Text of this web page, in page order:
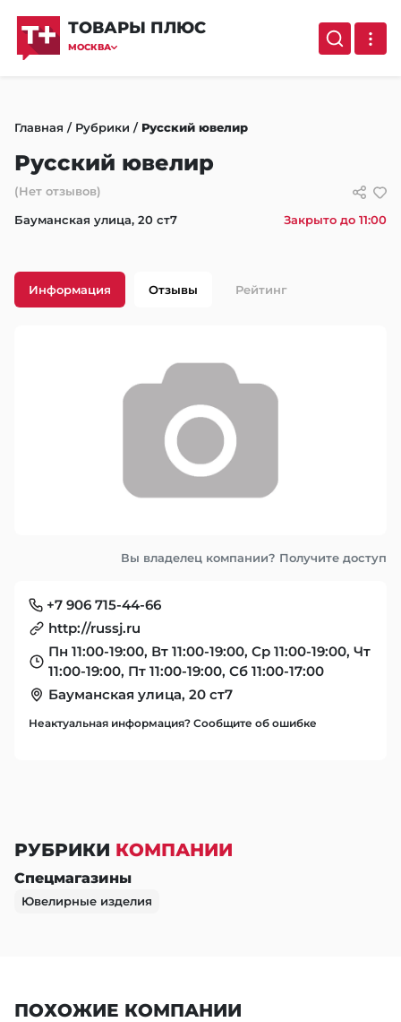
ТОВАРЫ ПЛЮС
МОСКВА
Главная / Рубрики / Русский ювелир
Русский ювелир
(Нет отзывов)
Бауманская улица, 20 ст7
Закрыто до 11:00
Информация Отзывы Рейтинг
Вы владелец компании? Получите доступ
+7 906 715-44-66
http://russj.ru
Пн 11:00-19:00, Вт 11:00-19:00, Ср 11:00-19:00, Чт
11:00-19:00, Пт 11:00-19:00, Сб 11:00-17:00
Бауманская улица, 20 ст7
Неактуальная информация? Сообщите об ошибке
РУБРИКИ КОМПАНИИ
Спецмагазины
Ювелирные изделия
ПОХОЖИЕ КОМПАНИИ